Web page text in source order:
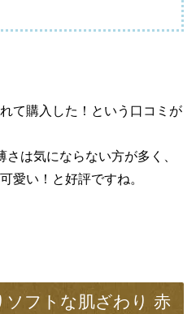
て購入した！という口コミが
は気にならない方が多く、
愛い！と好評ですね。
ソフトな肌ざわり 赤